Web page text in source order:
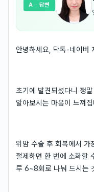
A · 답변
안녕하세요, 닥톡-네이버
초기에 발견되셨다니 정
알아보시는 마음이 느껴
위암 수술 후 회복에서 가
절제하면 한 번에 소화할
루 6~8회로 나눠 드시는